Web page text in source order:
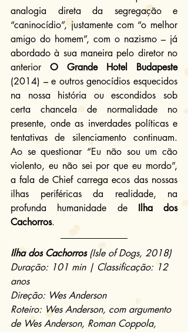
analogia direta da segregação e
“caninocídio”, justamente com “o melhor
amigo do homem”, com o nazismo – já
abordado à sua maneira pelo diretor no
anterior O Grande Hotel Budapeste
(2014) – e outros genocídios esquecidos
na nossa história ou escondidos sob
certa chancela de normalidade no
presente, onde as inverdades políticas e
tentativas de silenciamento continuam.
Ao se questionar “Eu não sou um cão
violento, eu não sei por que eu mordo”,
a fala de Chief carrega ecos das nossas
ilhas periféricas da realidade, na
profunda humanidade de Ilha dos
Cachorros.
Ilha dos Cachorros (Isle of Dogs, 2018)
Duração: 101 min | Classificação: 12
anos
Direção: Wes Anderson
Roteiro: Wes Anderson, com argumento
de Wes Anderson, Roman Coppola,